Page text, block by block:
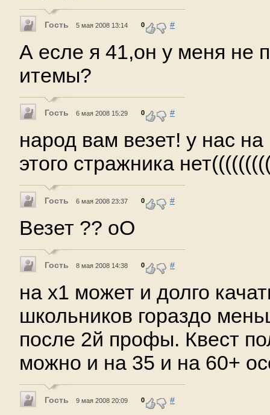
Гость 5 мая 2008 13:14 0 #
А есле я 41,он у меня не
итемы?
Гость 6 мая 2008 15:29 0 #
народ вам везет! у нас
этого стражника
Гость 6 мая 2008 23:37 0 #
Везет ?? оО
Гость 8 мая 2008 14:38 0 #
на х1 может и долго
школьников гораздо
после 2й профы. Квест
можно и на 35 и на 60+
Гость 9 мая 2008 20:09 0 #